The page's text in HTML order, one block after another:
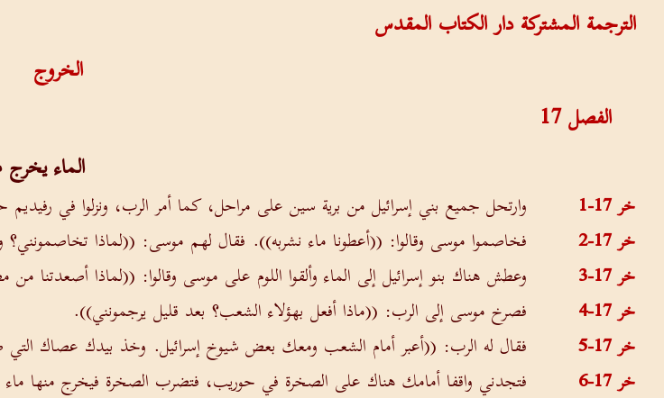
الترجمة المشتركة دار الكتاب المقدس
الخروج
الفصل17
الماء
خر 17-1
وارتحل جميع بني إسرائيل من برية سين على مراحل، كما أمر الرب، ونزلوا في رفيديم
خر 17-2
فخاصموا موسى وقالوا: ((أعطونا ماء نشربه)). فقال لهم موسى: ((لماذا تخاصمونني؟
خر 17-3
وعطش هناك بنو إسرائيل إلى الماء وألقوا اللوم على موسى وقالوا: ((لماذا أصعدتنا من
خر 17-4
فصرخ موسى إلى الرب: ((ماذا أفعل بهؤلاء الشعب؟ بعد قليل يرجمونني)).
خر 17-5
فقال له الرب: ((أعبر أمام الشعب ومعك بعض شيوخ إسرائيل. وخذ بيدك عصاك التي
خر 17-6
فتجدني واقفا أمامك هناك على الصخرة في حوريب، فتضرب الصخرة فيخرج منها